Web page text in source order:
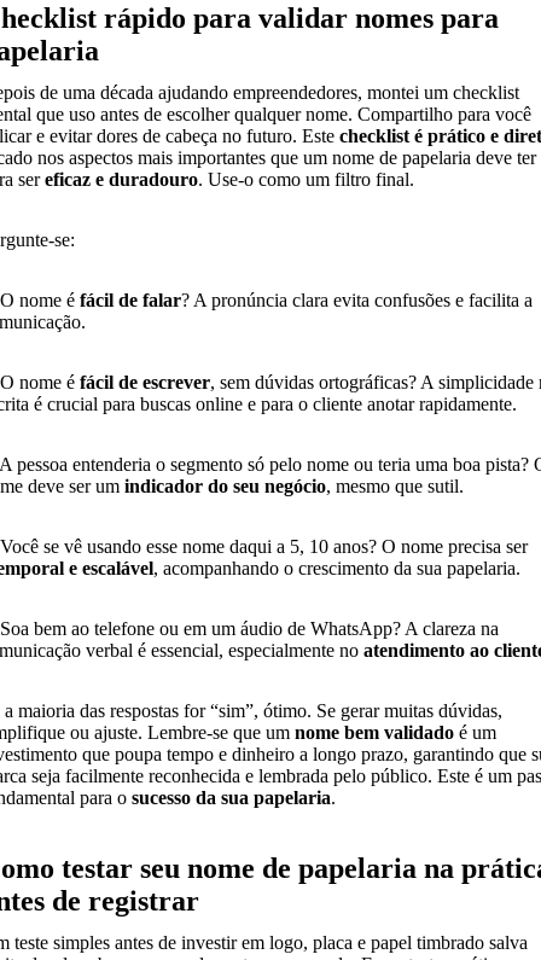
rápido para validar nomes para
de uma década ajudando empreendedores, montei um checklist
que uso antes de escolher qualquer nome. Compartilho para você
e evitar dores de cabeça no futuro. Este checklist é prático e
nos aspectos mais importantes que um nome de papelaria deve ter
sereficaz e duradouro. Use-o como um filtro final.
se:
nome é fácil de falar? A pronúncia clara evita confusões e facilita a
nome é fácil de escrever, sem dúvidas ortográficas? A simplicidade
é crucial para buscas online e para o cliente anotar rapidamente.
pessoa entenderia o segmento só pelo nome ou teria uma boa pista?
deve ser um indicador do seu negócio, mesmo que sutil.
se vê usando esse nome daqui a 5, 10 anos? O nome precisa ser
e escalável, acompanhando o crescimento da sua papelaria.
bem ao telefone ou em um áudio de WhatsApp? A clareza na
verbal é essencial, especialmente no atendimento ao
a maioria das respostas for “sim”, ótimo. Se gerar muitas dúvidas,
ou ajuste. Lembre-se que um nome bem validado é um
que poupa tempo e dinheiro a longo prazo, garantindo que
seja facilmente reconhecida e lembrada pelo público. Este é um
para o sucesso da sua papelaria.
testar seu nome de papelaria na
de registrar
teste simples antes de investir em logo, placa e papel timbrado salva